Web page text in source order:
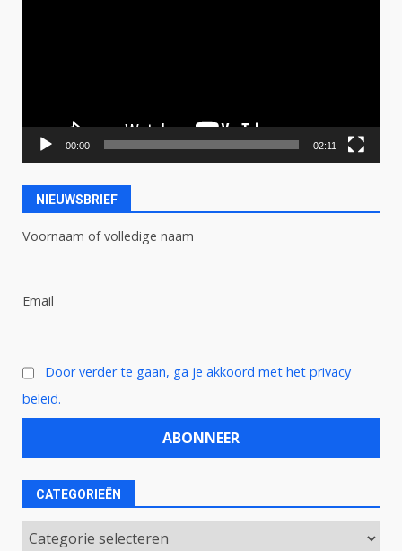
00:00 02:11
NIEUWSBRIEF
Voornaam of volledige naam
Email
Door verder te gaan, ga je akkoord met het privacy
beleid.
CATEGORIEËN
Categorieën